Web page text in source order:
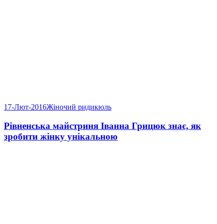
17-Лют-2016Жіночий ридикюль
Рівненська майстриня Іванна Грицюк знає, як
зробити жінку унікальною